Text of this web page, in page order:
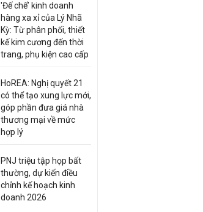
'Đế chế’ kinh doanh
hàng xa xỉ của Lý Nhã
Kỳ: Từ phân phối, thiết
kế kim cương đến thời
trang, phụ kiện cao cấp
HoREA: Nghị quyết 21
có thể tạo xung lực mới,
góp phần đưa giá nhà
thương mại về mức
hợp lý
PNJ triệu tập họp bất
thường, dự kiến điều
chỉnh kế hoạch kinh
doanh 2026